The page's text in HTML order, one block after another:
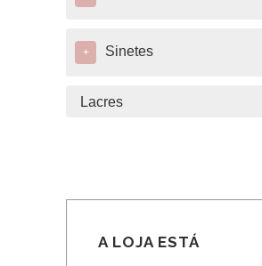
+ Sinetes
Lacres
A LOJA ESTÁ